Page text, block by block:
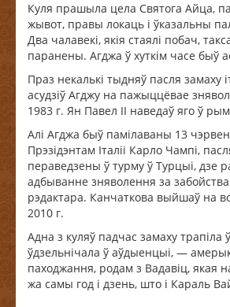
Куля прашыла цела Святога Айца,
жывот, правы локаць і ўказальны
Два чалавекі, якія стаялі побач,
паранены. Агджа ў хуткім часе быў
Праз некалькі тыдняў пасля замаху
асудзіў Агджу на пажыццёвае
1983 г. Ян Павел ІІ наведаў яго ў
Алі Агджа быў памілаваны 13
Прэзідэнтам Італіі Карло Чампі,
пераведзены ў турму ў Турцыі, дзе
адбыванне зняволення за забойства
рэдактара. Канчаткова выйшаў на
2010 г.
Адна з куляў падчас замаху трапіла
ўдзельнічала ў аўдыенцыі, —
паходжання, родам з Вадавіц, якая
жа самы год і дзень, што і Караль